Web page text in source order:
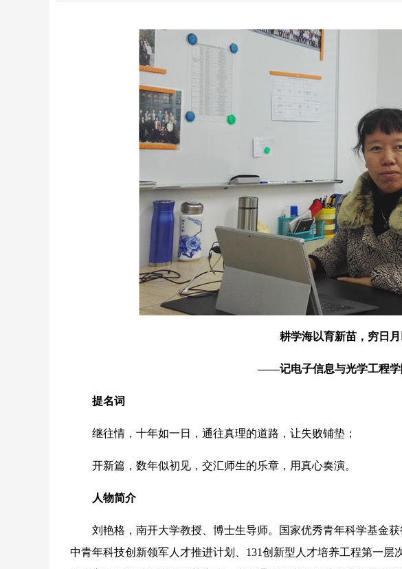
耕学海以育新苗，穷日
——记电子信息与光学工程学
提名词
继往情，十年如一日，通往真理的道路，让失败铺垫；
开新篇，数年似初见，交汇师生的乐章，用真心奏演。
人物简介
刘艳格，南开大学教授、博士生导师。国家优秀青年科学基金获
中青年科技创新领军人才推进计划、131创新型人才培养工程第一